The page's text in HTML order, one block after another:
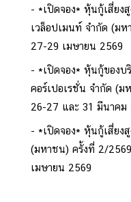
*เปิดจอง* หุ้นกู้เสี่ยง
เวล็อปเมนท์ จำกัด (ม
27-29 เมษายน 2569
*เปิดจอง* หุ้นกู้ของบ
คอร์เปอเรชั่น จำกัด (
26-27 และ 31 มีนาคม
*เปิดจอง* หุ้นกู้เสี่ยง
(มหาชน) ครั้งที่ 2/
เมษายน 2569